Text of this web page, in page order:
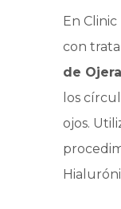
En
con
de
los
ojos.